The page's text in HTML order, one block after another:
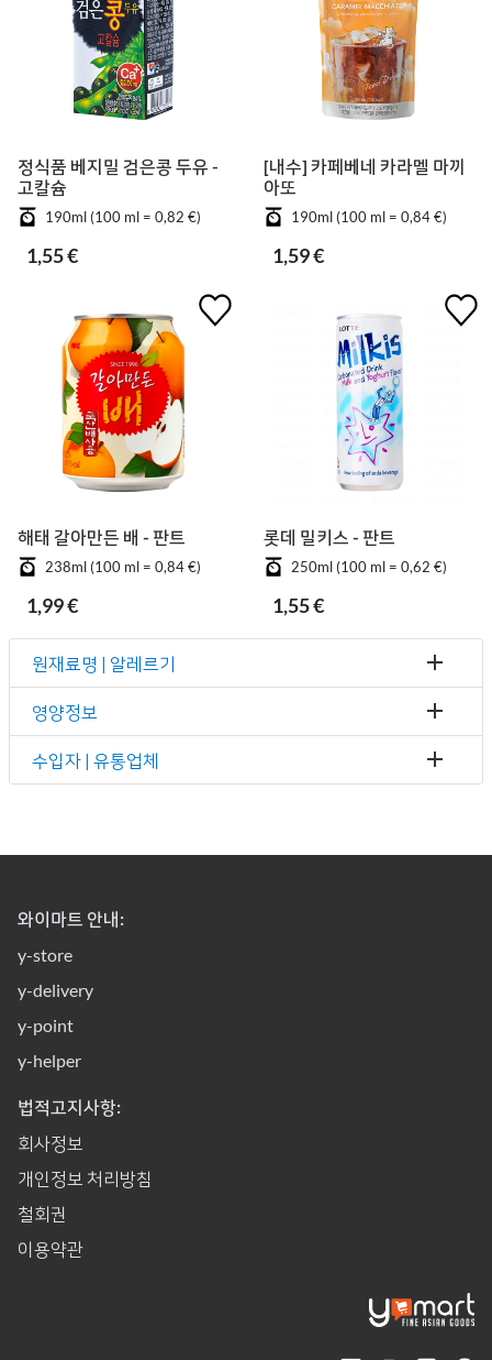
정식품 베지밀 검은콩 두유 -
고칼슘
190ml (100 ml = 0,82 €)
1,55 €
[내수] 카페베네 카라멜 마끼
아또
190ml (100 ml = 0,84 €)
1,59 €
해태 갈아만든 배 - 판트
238ml (100 ml = 0,84 €)
1,99 €
롯데 밀키스 - 판트
250ml (100 ml = 0,62 €)
1,55 €
원재료명 | 알레르기
영양정보
수입자 | 유통업체
와이마트 안내:
y-store
y-delivery
y-point
y-helper
법적고지사항:
회사정보
개인정보 처리방침
철회권
이용약관